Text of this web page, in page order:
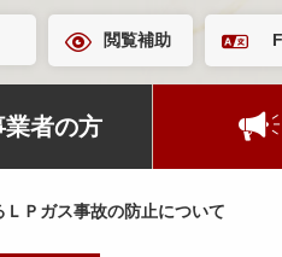
閲覧補助
業者の方
Ｐガス事故の防止について